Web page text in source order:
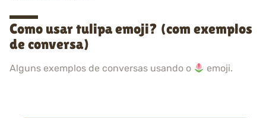
Como usar tulipa emoji? (com exemplos
de conversa)
Alguns exemplos de conversas usando o emoji.